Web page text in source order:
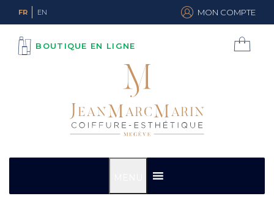
FR EN MON COMPTE
BOUTIQUE EN LIGNE